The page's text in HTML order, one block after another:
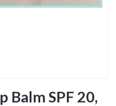
Balm SPF 20,